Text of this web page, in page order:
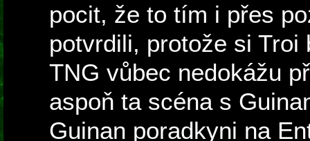
pocit, že to tím i přes
potvrdili, protože si
TNG vůbec nedokážu
aspoň ta scéna s
Guinan poradkyni na